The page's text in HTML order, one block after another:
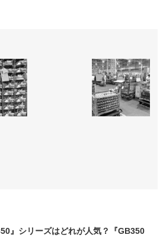
』シリーズはどれが人気？『GB350